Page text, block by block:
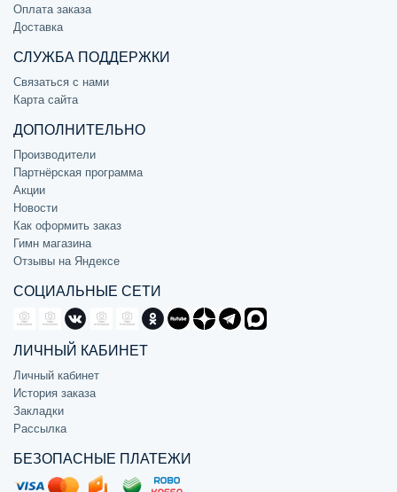
Оплата заказа
Доставка
СЛУЖБА ПОДДЕРЖКИ
Связаться с нами
Карта сайта
ДОПОЛНИТЕЛЬНО
Производители
Партнёрская программа
Акции
Новости
Как оформить заказ
Гимн магазина
Отзывы на Яндексе
СОЦИАЛЬНЫЕ СЕТИ
ЛИЧНЫЙ КАБИНЕТ
Личный кабинет
История заказа
Закладки
Рассылка
БЕЗОПАСНЫЕ ПЛАТЕЖИ